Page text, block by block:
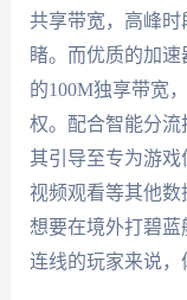
共享带宽，高峰
睹。而优质的加
的100M独享带宽
权。配合智能分
其引导至专为游戏
视频观看等其他
想要在境外打碧
连线的玩家来说，